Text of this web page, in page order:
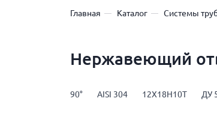
Главная Каталог Системы
Нержавеющий
90° AISI 304 12Х18Н10Т ДУ